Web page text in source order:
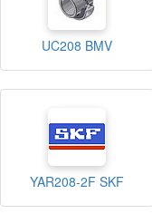
UC208 BMV
YAR208-2F SKF